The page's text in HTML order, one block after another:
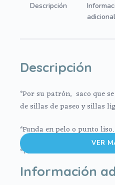
punto
cantidad
Descripción
adicional
Descripción
*Por su patrón, saco que
de sillas de paseo y sillas
*Funda en pelo o punto liso.
*Trasera de la parte
regulable
VER
Información